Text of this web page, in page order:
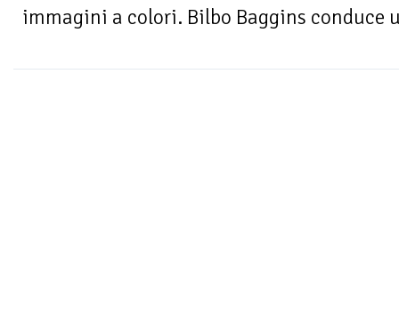
immagini a colori. Bilbo Baggins conduce